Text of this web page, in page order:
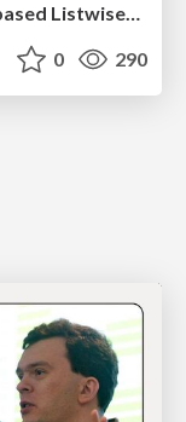
[IR Reading 2026春 論文紹介] LLM-based Listwise Reranking under the Effect of Positional Bias (ECIR 2026) /IR-Reading-2026-Spring
0 290